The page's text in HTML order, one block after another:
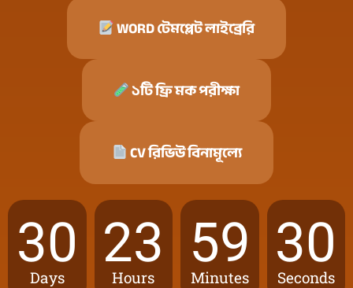
WORD টেমপ্লেট লাইব্রেরি
১টি ফ্রি মক পরীক্ষা
CV রিভিউ বিনামূল্যে
30
Days
23
Hours
59
Minutes
29
Seconds